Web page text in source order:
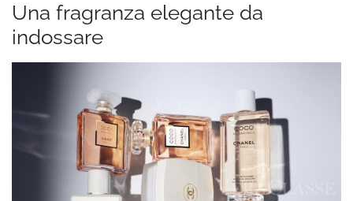
Una fragranza elegante da
indossare